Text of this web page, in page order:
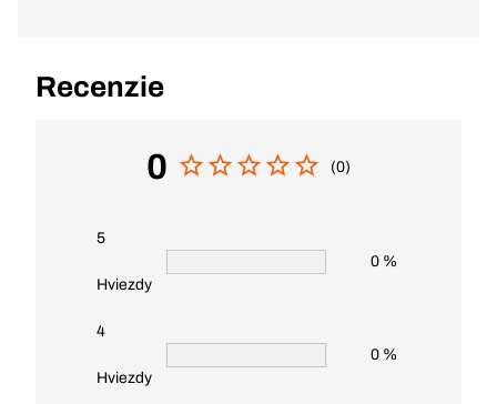
Recenzie
0 (0)
5
Hviezdy
0 %
4
Hviezdy
0 %